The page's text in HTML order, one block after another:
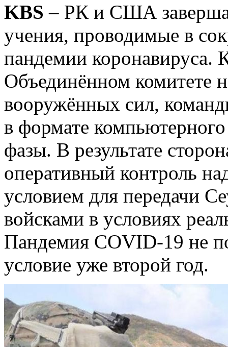
KBS – РК и США
учения, проводимые в
пандемии коронавируса.
Объединённом комитете
вооружённых сил,
в формате
фазы. В результате
оперативный контроль
условием для передачи
войсками в условиях
Пандемия COVID-19 не
условие уже второй год.